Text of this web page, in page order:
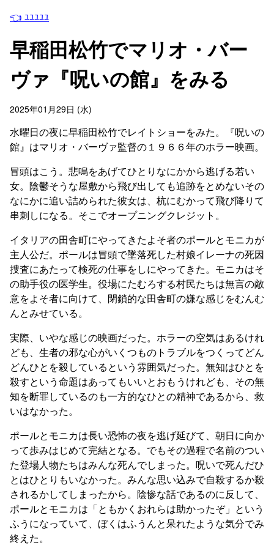
👈 ﾕﾕﾕﾕﾕ
早稲田松竹でマリオ・バー
ヴァ『呪いの館』をみる
2025年01月29日 (水)
水曜日の夜に早稲田松竹でレイトショーをみた。『呪いの
館』はマリオ・バーヴァ監督の１９６６年のホラー映画。
冒頭はこう。悲鳴をあげてひとりなにかから逃げる若い
女。陰鬱そうな屋敷から飛び出しても追跡をとめないその
なにかに追い詰められた彼女は、杭にむかって飛び降りて
串刺しになる。そこでオープニングクレジット。
イタリアの田舎町にやってきたよそ者のポールとモニカが
主人公だ。ポールは冒頭で墜落死した村娘イレーナの死因
捜査にあたって検死の仕事をしにやってきた。モニカはそ
の助手役の医学生。役場にたむろする村民たちは無言の敵
意をよそ者に向けて、閉鎖的な田舎町の嫌な感じをむんむ
んとみせている。
実際、いやな感じの映画だった。ホラーの空気はあるけれ
ども、生者の邪な心がいくつものトラブルをつくってどん
どんひとを殺しているという雰囲気だった。無知はひとを
殺すという命題はあってもいいとおもうけれども、その無
知を断罪しているのも一方的なひとの精神であるから、救
いはなかった。
ポールとモニカは長い恐怖の夜を逃げ延びて、朝日に向か
って歩みはじめて完結となる。でもその過程で名前のつい
た登場人物たちはみんな死んでしまった。呪いで死んだひ
とはひとりもいなかった。みんな思い込みで自殺するか殺
されるかしてしまったから。陰惨な話であるのに反して、
ポールとモニカは「ともかくおれらは助かったぞ」という
ふうになっていて、ぼくはふうんと呆れたような気分でみ
終えた。